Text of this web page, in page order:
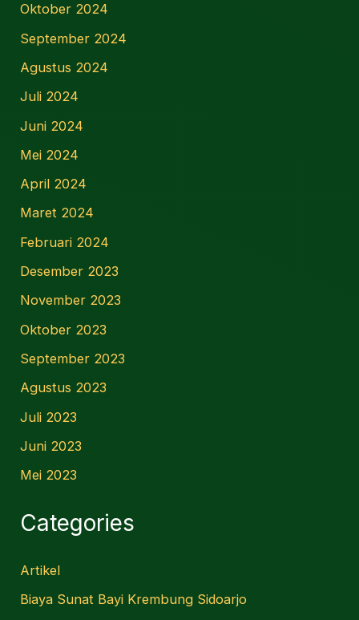
Oktober 2024
September 2024
Agustus 2024
Juli 2024
Juni 2024
Mei 2024
April 2024
Maret 2024
Februari 2024
Desember 2023
November 2023
Oktober 2023
September 2023
Agustus 2023
Juli 2023
Juni 2023
Mei 2023
Categories
Artikel
Biaya Sunat Bayi Krembung Sidoarjo